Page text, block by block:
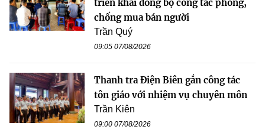
triển khai đồng bộ công tác phòng,
chống mua bán người
Trần Quý
09:05 07/08/2026
Thanh tra Điện Biên gắn công tác
tôn giáo với nhiệm vụ chuyên môn
Trần Kiên
09:00 07/08/2026